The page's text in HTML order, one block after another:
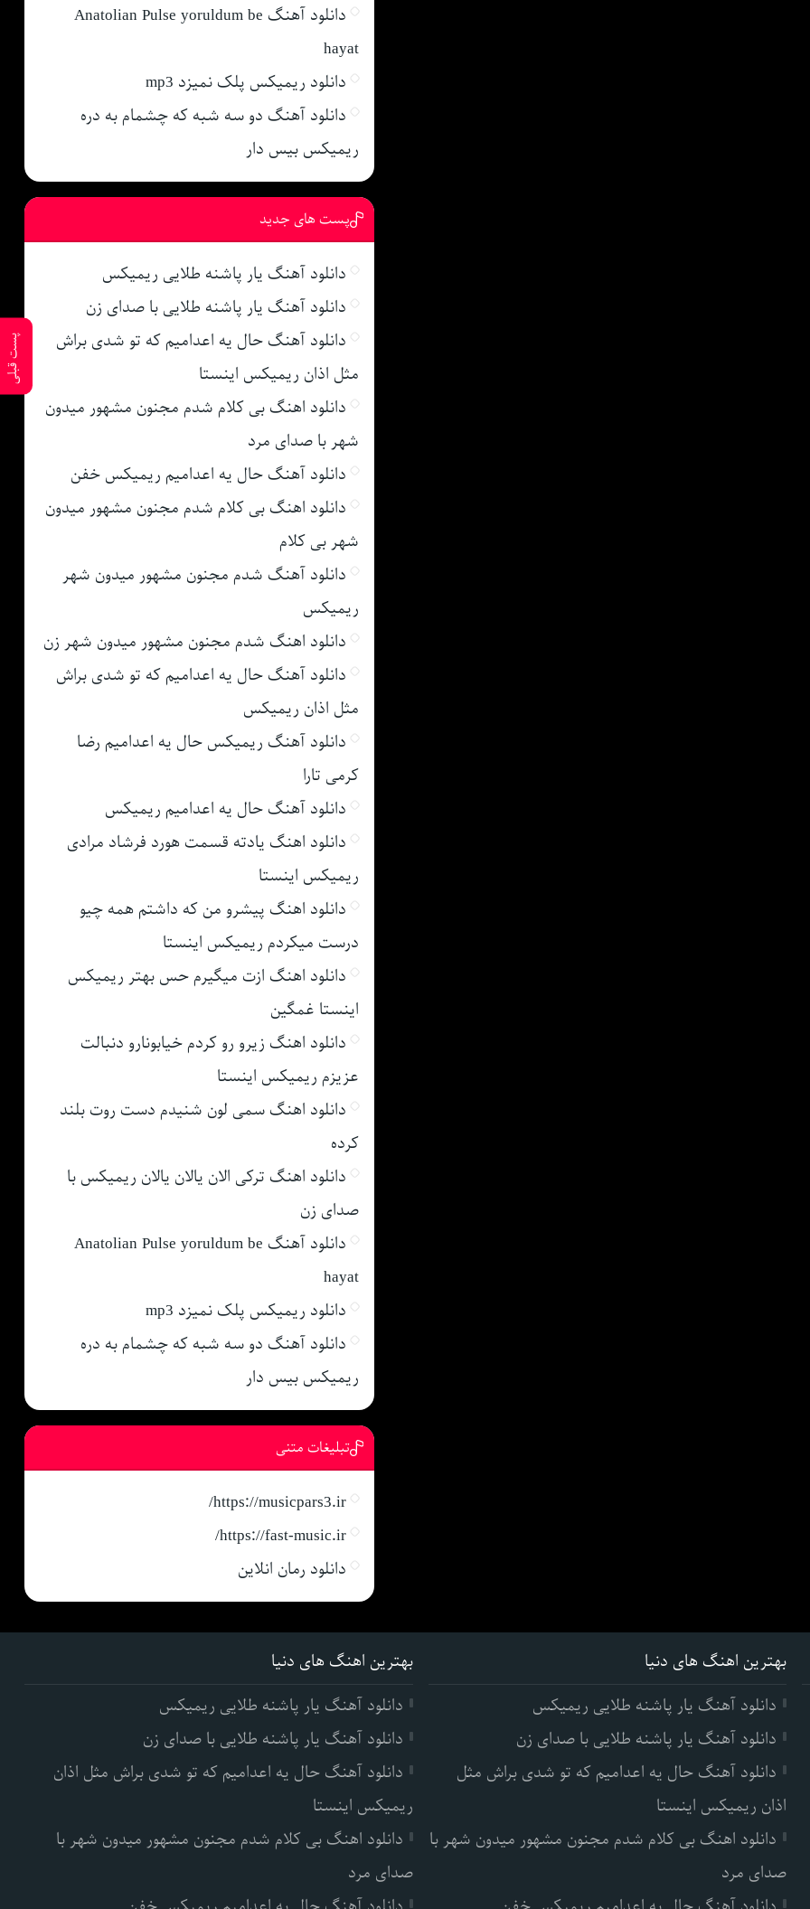
پست قبلی
دانلود آهنگ Anatolian Pulse yoruldum be
hayat
دانلود ریمیکس پلک نمیزد mp3
دانلود آهنگ دو سه شبه که چشمام به دره
ریمیکس بیس دار
پست های جدید
دانلود آهنگ یار پاشنه طلایی ریمیکس
دانلود آهنگ یار پاشنه طلایی با صدای زن
دانلود آهنگ حال یه اعدامیم که تو شدی براش
مثل اذان ریمیکس اینستا
دانلود اهنگ بی کلام شدم مجنون مشهور میدون
شهر با صدای مرد
دانلود آهنگ حال یه اعدامیم ریمیکس خفن
دانلود اهنگ بی کلام شدم مجنون مشهور میدون
شهر بی کلام
دانلود آهنگ شدم مجنون مشهور میدون شهر
ریمیکس
دانلود اهنگ شدم مجنون مشهور میدون شهر زن
دانلود آهنگ حال یه اعدامیم که تو شدی براش
مثل اذان ریمیکس
دانلود آهنگ ریمیکس حال یه اعدامیم رضا
کرمی تارا
دانلود آهنگ حال یه اعدامیم ریمیکس
دانلود اهنگ یادته قسمت هورد فرشاد مرادی
ریمیکس اینستا
دانلود اهنگ پیشرو من که داشتم همه چیو
درست میکردم ریمیکس اینستا
دانلود اهنگ ازت میگیرم حس بهتر ریمیکس
اینستا غمگین
دانلود اهنگ زیرو رو کردم خیابونارو دنبالت
عزیزم ریمیکس اینستا
دانلود اهنگ سمی لون شنیدم دست روت بلند
کرده
دانلود اهنگ ترکی الان یالان یالان ریمیکس با
صدای زن
دانلود آهنگ Anatolian Pulse yoruldum be
hayat
دانلود ریمیکس پلک نمیزد mp3
دانلود آهنگ دو سه شبه که چشمام به دره
ریمیکس بیس دار
تبلیغات متنی
https://musicpars3.ir/
https://fast-music.ir/
دانلود رمان انلاین
بهترین اهنگ های دنیا
دانلود آهنگ یار پاشنه طلایی ریمیکس
دانلود آهنگ یار پاشنه طلایی با صدای زن
دانلود آهنگ حال یه اعدامیم که تو شدی براش مثل
اذان ریمیکس اینستا
دانلود اهنگ بی کلام شدم مجنون مشهور میدون شهر با
صدای مرد
بهترین اهنگ های دنیا
دانلود آهنگ یار پاشنه طلایی ریمیکس
دانلود آهنگ یار پاشنه طلایی با صدای زن
دانلود آهنگ حال یه اعدامیم که تو شدی براش مثل اذان
ریمیکس اینستا
دانلود اهنگ بی کلام شدم مجنون مشهور میدون شهر با
صدای مرد